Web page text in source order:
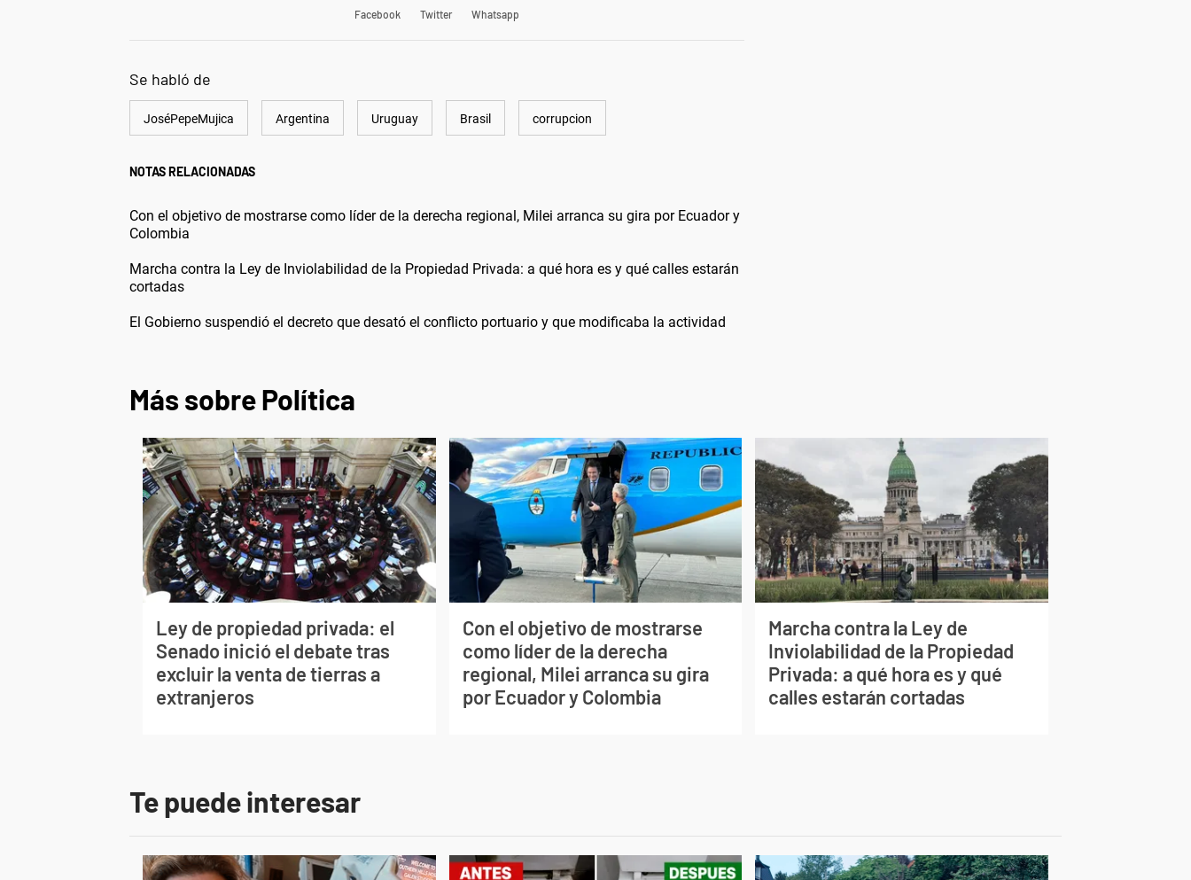
Facebook Twitter Whatsapp
Se habló de
JoséPepeMujica Argentina Uruguay Brasil corrupcion
NOTAS RELACIONADAS
Con el objetivo de mostrarse como líder de la derecha regional, Milei arranca su gira por Ecuador y
Colombia
Marcha contra la Ley de Inviolabilidad de la Propiedad Privada: a qué hora es y qué calles estarán
cortadas
El Gobierno suspendió el decreto que desató el conflicto portuario y que modificaba la actividad
Más sobre Política
Ley de propiedad privada: el
Senado inició el debate tras
excluir la venta de tierras a
extranjeros
Con el objetivo de mostrarse
como líder de la derecha
regional, Milei arranca su gira
por Ecuador y Colombia
Marcha contra la Ley de
Inviolabilidad de la Propiedad
Privada: a qué hora es y qué
calles estarán cortadas
Te puede interesar